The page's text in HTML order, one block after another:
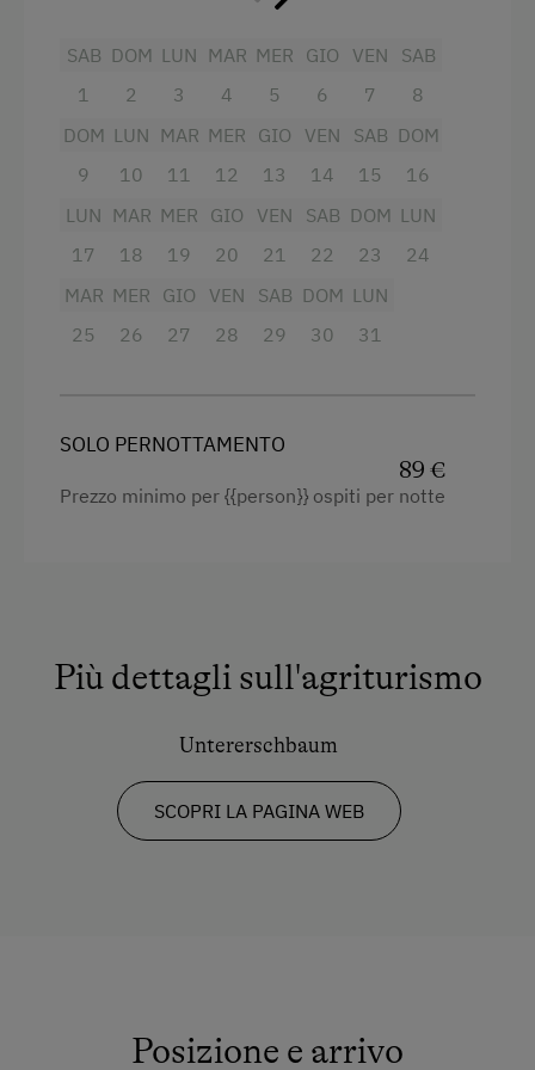
Doccia
Cuociuova
Televisione
Vista giardino
WC
Bollitore elettrico
Camere comunicanti
Letto matrimoniale (kingsize)
SAB
1
DOM
2
LUN
3
MAR
4
MER
5
GIO
6
VEN
7
SAB
8
DOM
9
LUN
10
MAR
11
MER
12
GIO
13
VEN
14
SAB
15
DOM
16
LUN
17
MAR
18
MER
19
GIO
20
VEN
21
SAB
22
DOM
23
LUN
24
MAR
25
MER
26
GIO
27
VEN
28
SAB
29
DOM
30
LUN
31
SOLO PERNOTTAMENTO
89 €
Prezzo minimo per {{person}} ospiti per notte
Più dettagli sull'agriturismo
Untererschbaum
SCOPRI LA PAGINA WEB
Posizione e arrivo